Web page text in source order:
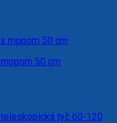
50 cm